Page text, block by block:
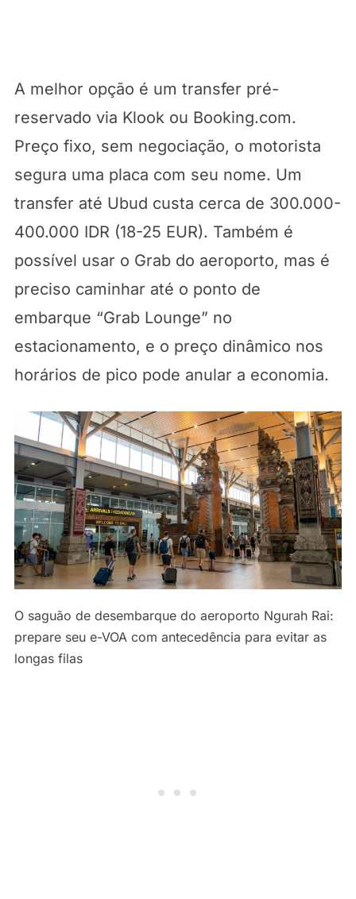
A melhor opção é um transfer pré-
reservado via Klook ou Booking.com.
Preço fixo, sem negociação, o motorista
segura uma placa com seu nome. Um
transfer até Ubud custa cerca de 300.000-
400.000 IDR (18-25 EUR). Também é
possível usar o Grab do aeroporto, mas é
preciso caminhar até o ponto de
embarque “Grab Lounge” no
estacionamento, e o preço dinâmico nos
horários de pico pode anular a economia.
O saguão de desembarque do aeroporto Ngurah Rai:
prepare seu e-VOA com antecedência para evitar as
longas filas